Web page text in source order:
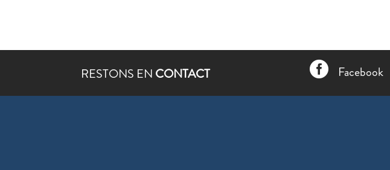
RESTONS EN CONTACT  Facebook